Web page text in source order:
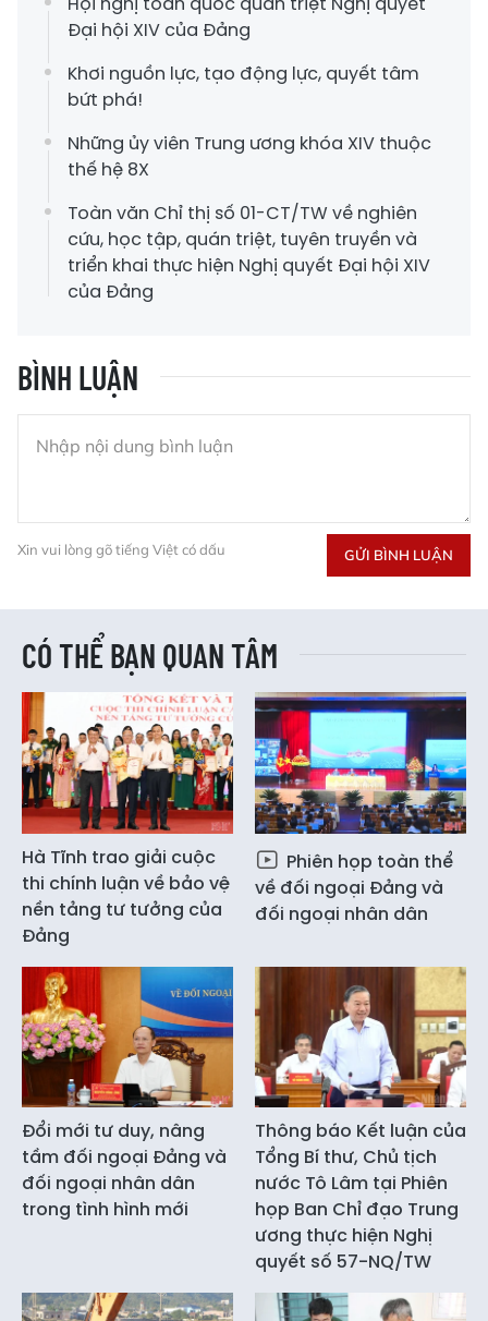
Đại hội XIV của Đảng
Khơi nguồn lực, tạo động lực, quyết tâm
bứt phá!
Những ủy viên Trung ương khóa XIV thuộc
thế hệ 8X
Toàn văn Chỉ thị số 01-CT/TW về nghiên
cứu, học tập, quán triệt, tuyên truyền và
triển khai thực hiện Nghị quyết Đại hội XIV
của Đảng
BÌNH LUẬN
Xin vui lòng gõ tiếng Việt có dấu GỬI BÌNH LUẬN
CÓ THỂ BẠN QUAN TÂM
Hà Tĩnh trao giải cuộc
thi chính luận về bảo vệ
nền tảng tư tưởng của
Đảng
Phiên họp toàn thể
về đối ngoại Đảng và
đối ngoại nhân dân
Đổi mới tư duy, nâng
tầm đối ngoại Đảng và
đối ngoại nhân dân
trong tình hình mới
Thông báo Kết luận của
Tổng Bí thư, Chủ tịch
nước Tô Lâm tại Phiên
họp Ban Chỉ đạo Trung
ương thực hiện Nghị
quyết số 57-NQ/TW